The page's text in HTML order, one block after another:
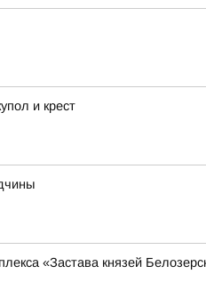
и крест
«Застава князей